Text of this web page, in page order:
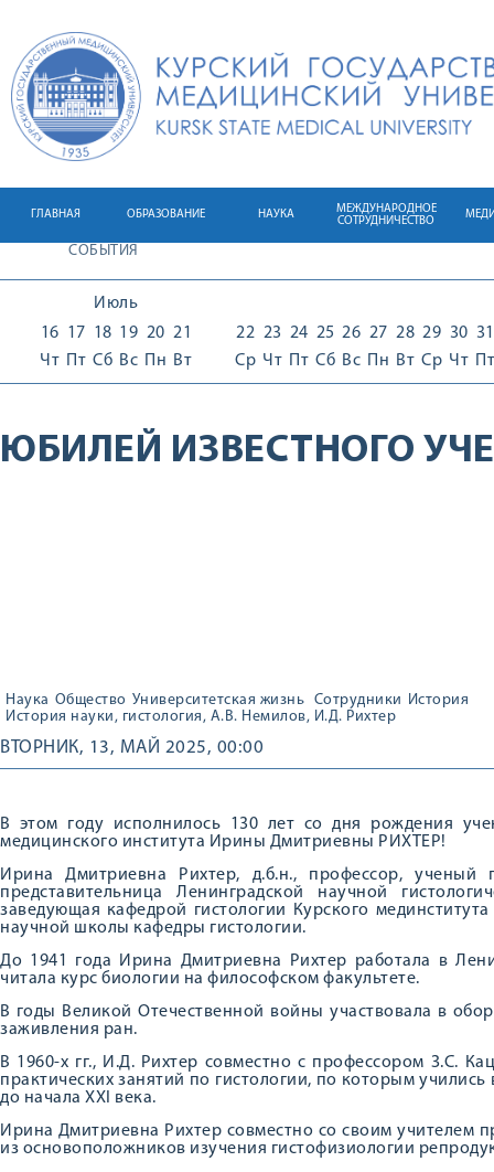
ГЛАВНАЯ ОБРАЗОВАНИЕ НАУКА
МЕЖДУНАРОДНОЕ
СОТРУДНИЧЕСТВО
СОБЫТИЯ
Июль
16
Чт
17
Пт
18
Сб
19
Вс
20
Пн
21
Вт
22
Ср
23
Чт
24
Пт
25
Сб
26
Вс
27
Пн
28
Вт
29
Ср
30
Чт
31
Пт
ЮБИЛЕЙ ИЗВЕСТНОГО
Наука Общество Университетская жизнь Сотрудники История
История науки, гистология, А.В. Немилов, И.Д. Рихтер
ВТОРНИК, 13, МАЙ 2025, 00:00
В этом году исполнилось 130 лет со дня рождения
медицинского института Ирины Дмитриевны РИХТЕР!
Ирина Дмитриевна Рихтер, д.б.н., профессор, ученый
представительница Ленинградской научной
заведующая кафедрой гистологии Курского
научной школы кафедры гистологии.
До 1941 года Ирина Дмитриевна Рихтер работала в
читала курс биологии на философском факультете.
В годы Великой Отечественной войны участвовала в
заживления ран.
В 1960-х гг., И.Д. Рихтер совместно с профессором З.С.
практических занятий по гистологии, по которым
до начала XXI века.
Ирина Дмитриевна Рихтер совместно со своим учителем
из основоположников изучения гистофизиологии